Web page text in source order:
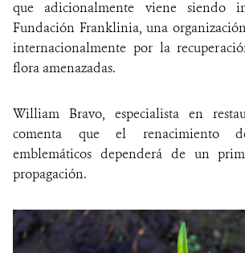
que adicionalmente viene siendo
Fundación Franklinia, una
internacionalmente por la
flora amenazadas.
William Bravo, especialista en
comenta que el renacimiento
emblemáticos dependerá de un
propagación.